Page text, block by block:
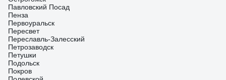
Павловский Посад
Пенза
Первоуральск
Пересвет
Переславль-Залесский
Петрозаводск
Петушки
Подольск
Покров